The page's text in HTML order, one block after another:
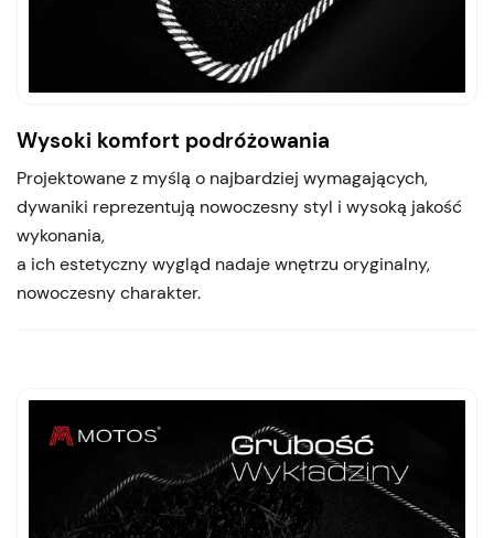
Wysoki komfort podróżowania
Projektowane z myślą o najbardziej wymagających,
dywaniki reprezentują nowoczesny styl i wysoką jakość
wykonania,
a ich estetyczny wygląd nadaje wnętrzu oryginalny,
nowoczesny charakter.